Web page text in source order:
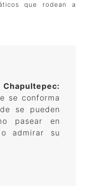
que rodean a
Chapultepec:
se conforma
se pueden
pasear en
admirar su